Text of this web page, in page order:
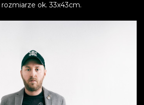
ok. 33x43cm.